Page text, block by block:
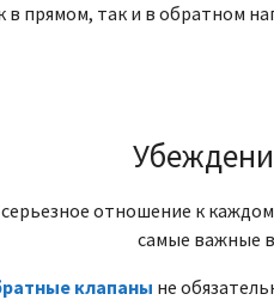
в прямом, так и в обратном
отношение к
самые важные
клапаны не